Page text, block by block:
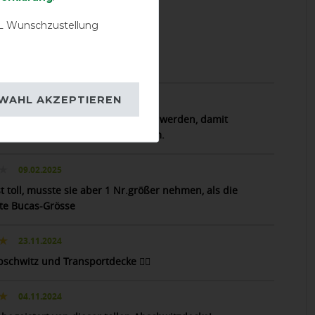
21.09.2025
wird, wenn die Nächte kälter werden, damit
Sie ist funktional und bequem.
09.02.2025
toll, musste sie aber 1 Nr.größer nehmen, als die
Bucas-Grösse
23.11.2024
und Transportdecke 👍🏼
04.11.2024
Wunschzustellung
AKZEPTIEREN